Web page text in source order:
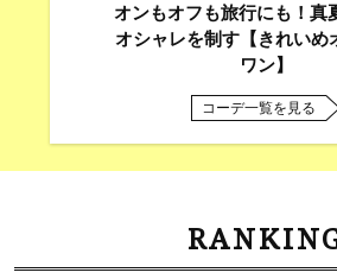
オンもオフも旅行にも！真
オシャレを制す【きれいめ
ワン】
コーデ一覧を見る